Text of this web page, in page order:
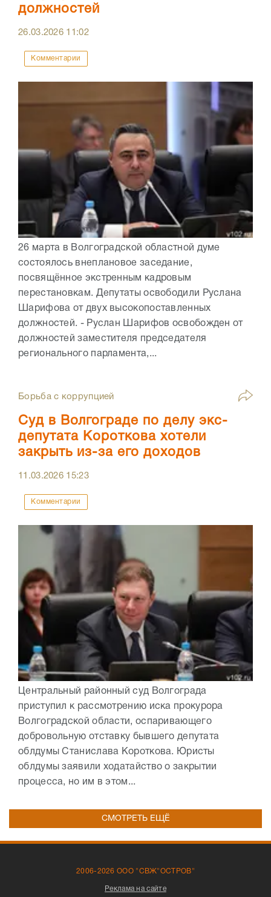
должностей
26.03.2026 11:02
Комментарии
26 марта в Волгоградской областной думе
состоялось внеплановое заседание,
посвящённое экстренным кадровым
перестановкам. Депутаты освободили Руслана
Шарифова от двух высокопоставленных
должностей. - Руслан Шарифов освобожден от
должностей заместителя председателя
регионального парламента,...
Борьба с коррупцией
Суд в Волгограде по делу экс-
депутата Короткова хотели
закрыть из-за его доходов
11.03.2026 15:23
Комментарии
Центральный районный суд Волгограда
приступил к рассмотрению иска прокурора
Волгоградской области, оспаривающего
добровольную отставку бывшего депутата
облдумы Станислава Короткова. Юристы
облдумы заявили ходатайство о закрытии
процесса, но им в этом...
СМОТРЕТЬ ЕЩЁ
2006-2026 ООО "СВЖ"ОСТРОВ"
Реклама на сайте